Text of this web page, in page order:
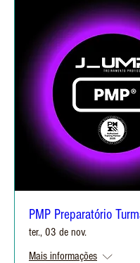
PMP Preparatório
ter., 03 de nov.
Mais informações